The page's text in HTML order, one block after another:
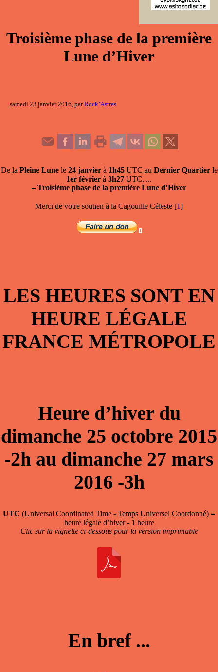
Troisième phase de la première
Lune d’Hiver
samedi 23 janvier 2016, parRock’Astres
De la Pleine Lunele 24 janvierà 1h45UTC au Dernier Quartierle
1er février à 3h27 UTC. ...
– Troisième phase de la première Lune d’Hiver
Merci de votre soutien à la Cagouille Céleste [1]
LES HEURES SONT EN
HEURE LÉGALE
FRANCE MÉTROPOLE
Heure d’hiver du
dimanche 25 octobre 2015
-2h au dimanche 27 mars
2016 -3h
UTC (Universal Coordinated Time - Temps Universel Coordonné) =
heure légale d’hiver - 1 heure
Clic sur la vignette ci-dessous pour la version imprimable
En bref ...